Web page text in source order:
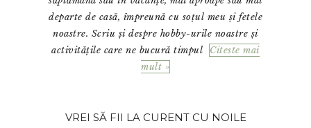
departe de casă, împreună cu soțul meu și fetele
noastre. Scriu și despre hobby-urile noastre și
activitățile care ne bucură timpul
Citeste mai
mult »
VREI SĂ FII LA CURENT CU NOILE